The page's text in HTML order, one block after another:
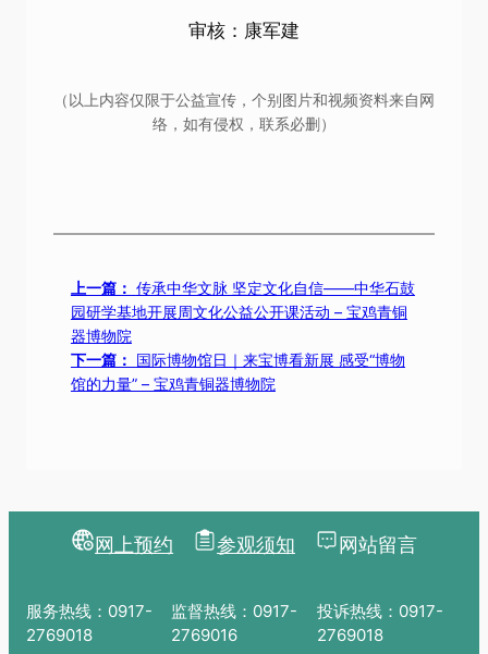
审核：康军建
（以上内容仅限于公益宣传，个别图片和视频资料来自网
络，如有侵权，联系必删）
上一篇： 传承中华文脉 坚定文化自信——中华石鼓
园研学基地开展周文化公益公开课活动 – 宝鸡青铜
器博物院
下一篇： 国际博物馆日｜来宝博看新展 感受“博物
馆的力量” – 宝鸡青铜器博物院
网上预约 参观须知 网站留言
服务热线：0917-
2769018
监督热线：0917-
2769016
投诉热线：0917-
2769018